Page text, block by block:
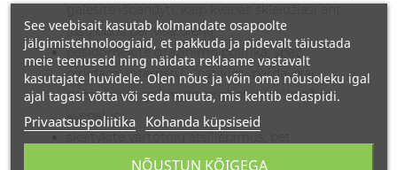
jūsų odos per visą dieną;
pasidomėkite grąžinimo politika, ypač
pirkdami internetu – patikimi pardavėjai
dažnai siūlo galimybę grąžinti netinkančius
kvepalus;
atsižvelkite į subjektyvumą – kvapai yra labai
See veebisait kasutab kolmandate osapoolte
jälgimistehnoloogiaid, et pakkuda ja pidevalt täiustada
meie teenuseid ning näidata reklaame vastavalt
kasutajate huvidele. Olen nõus ja võin oma nõusoleku igal
ajal tagasi võtta või seda muuta, mis kehtib edaspidi.
Privaatsuspoliitika Kohanda küpsiseid
NÕUSTUN KÕIGEGA